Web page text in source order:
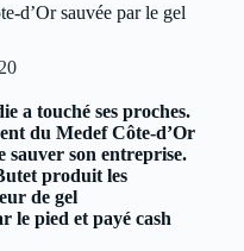
d’Or sauvée par le gel
a touché ses proches.
du Medef Côte-d’Or
sauver son entreprise.
produit les
de gel
le pied et payé cash